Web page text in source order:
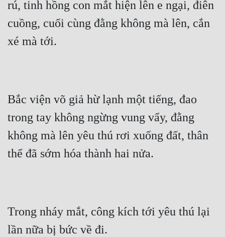
rú, tinh hồng con mắt hiện lên e ngại, điên
cuồng, cuối cùng đằng không mà lên, cắn
xé mà tới.
Bắc viện võ giả hừ lạnh một tiếng, đao
trong tay không ngừng vung vẩy, đằng
không mà lên yêu thú rơi xuống đất, thân
thể đã sớm hóa thành hai nửa.
Trong nháy mắt, công kích tới yêu thú lại
lần nữa bị bức về đi.